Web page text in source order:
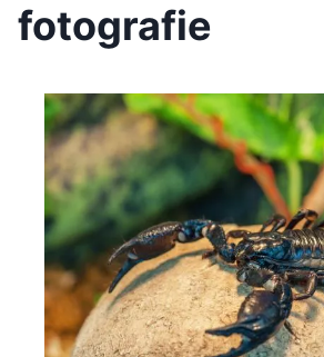
fotografie